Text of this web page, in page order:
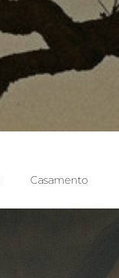
Casamento